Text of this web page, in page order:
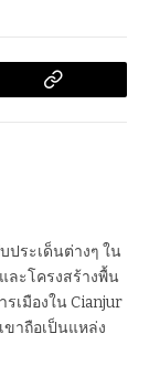
Copy
ประเด็นต่างๆ ใน
ละโครงสร้างพื้น
เมืองใน Cianjur
าถือเป็นแหล่ง